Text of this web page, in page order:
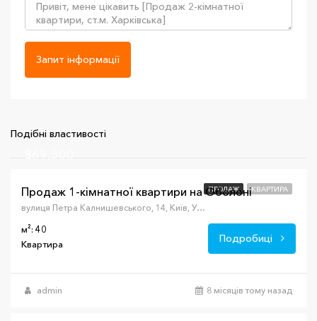
Запит інформації
Подібні властивості
ПРОДАЖ КВАРТИРА
$69,500
Продаж 1-кімнатної квартири на Оболоні
вулиця Петра Калнишевського, 14, Київ, Украина, 04201
м²: 40
Квартира
Подробиці
admin 8 місяців тому назад
$70,000